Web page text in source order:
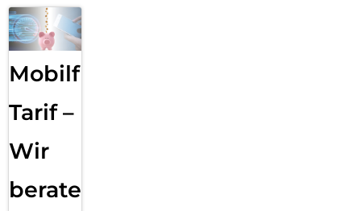
Mobilfunk
Tarif –
Wir
beraten